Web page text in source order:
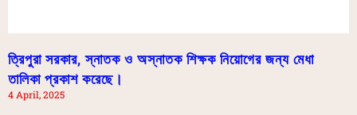
ত্রিপুরা সরকার, স্নাতক ও অস্নাতক শিক্ষক নিয়োগের জন্য মেধা
তালিকা প্রকাশ করেছে।
4 April, 2025